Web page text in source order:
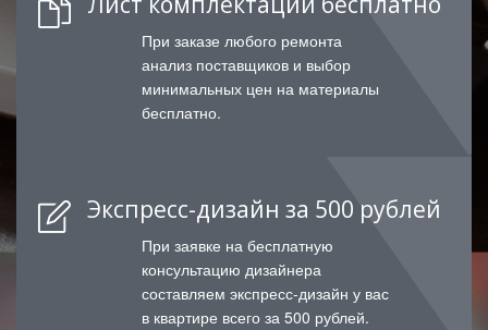
При заказе любого ремонта
анализ поставщиков и выбор
минимальных цен на материалы
бесплатно.
Экспресс-дизайн за 500 рублей
При заявке на бесплатную
консультацию дизайнера
составляем экспресс-дизайн у вас
в квартире всего за 500 рублей.